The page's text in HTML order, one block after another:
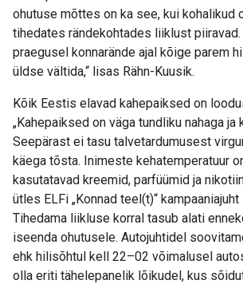
ohutuse mõttes on ka see, kui kohalikud
tihedates rändekohtades liiklust
praegusel konnarände ajal kõige parem
üldse vältida,“ lisas Rähn-Kuusik.
Kõik Eestis elavad kahepaiksed on
„Kahepaiksed on väga tundliku nahaga ja
Seepärast ei tasu talvetardumusest
käega tõsta. Inimeste kehatemperatuur
kasutatavad kreemid, parfüümid ja
ütles ELFi „Konnad teel(t)“
Tihedama liikluse korral tasub alati
iseenda ohutusele. Autojuhtidel
ehk hilisõhtul kell 22–02 võimalusel
olla eriti tähelepanelik lõikudel, kus